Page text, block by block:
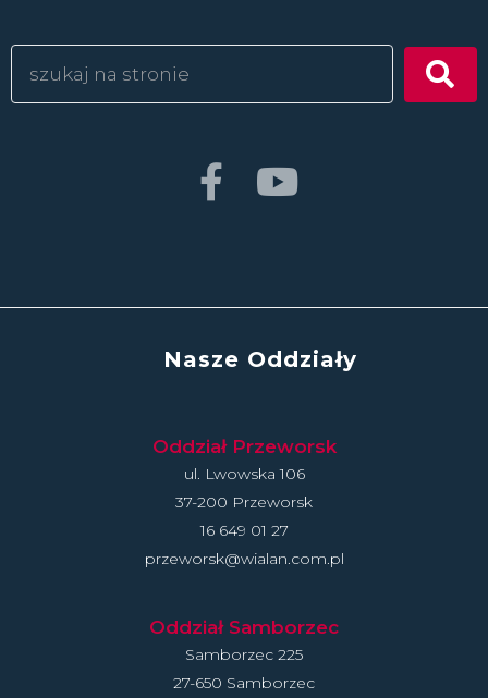
Nasze Oddziały
Oddział Przeworsk
ul. Lwowska 106
37-200 Przeworsk
16 649 01 27
przeworsk@wialan.com.pl
Oddział Samborzec
Samborzec 225
27-650 Samborzec